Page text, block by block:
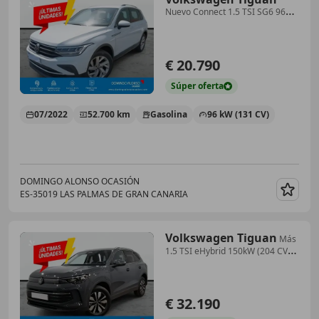
Nuevo Connect 1.5 TSI SG6 96
€ 20.790
Súperoferta
07/2022 52.700 km Gasolina 96 kW (131 CV)
DOMINGO ALONSO OCASIÓN
ES-35019 LAS PALMAS DE GRAN CANARIA
Volkswagen Tiguan Más
1.5 TSI eHybrid 150kW (204 CV)
€ 32.190